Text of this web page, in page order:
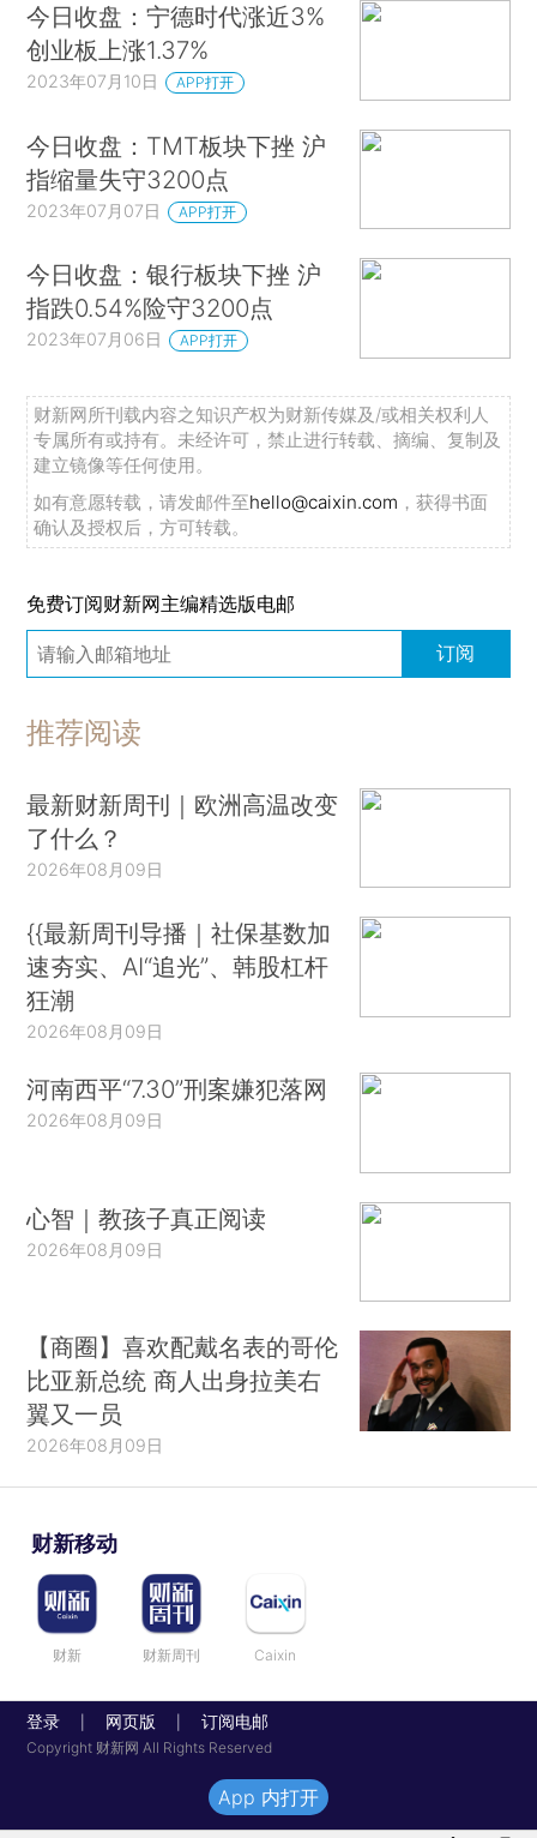
今日收盘：宁德时代涨近3%
创业板上涨1.37%
2023年07月10日 APP打开
今日收盘：TMT板块下挫 沪
指缩量失守3200点
2023年07月07日 APP打开
今日收盘：银行板块下挫 沪
指跌0.54%险守3200点
2023年07月06日 APP打开
财新网所刊载内容之知识产权为财新传媒及/或相关权利人
专属所有或持有。未经许可，禁止进行转载、摘编、复制及
建立镜像等任何使用。
如有意愿转载，请发邮件至hello@caixin.com ，获得书面
确认及授权后，方可转载。
免费订阅财新网主编精选版电邮
订阅
推荐阅读
最新财新周刊｜欧洲高温改变
了什么？
2026年08月09日
{{最新周刊导播｜社保基数加
速夯实、AI“追光”、韩股杠杆
狂潮
2026年08月09日
河南西平“7.30”刑案嫌犯落网
2026年08月09日
心智｜教孩子真正阅读
2026年08月09日
【商圈】喜欢配戴名表的哥伦
比亚新总统 商人出身拉美右
翼又一员
2026年08月09日
财新移动
财新 财新周刊 Caixin
登录 网页版 订阅电邮
Copyright 财新网 All Rights Reserved
App 内打开